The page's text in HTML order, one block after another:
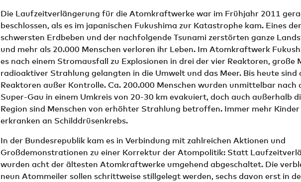
Die Laufzeitverlängerung für die Atomkraftwerke war im Frühjahr 2011
beschlossen, als es im japanischen Fukushima zur Katastrophe kam. Eines der
schwersten Erdbeben und der nachfolgende Tsunami zerstörten ganze
und mehr als 20.000 Menschen verloren ihr Leben. Im Atomkraftwerk
es nach einem Stromausfall zu Explosionen in drei der vier Reaktoren, große
radioaktiver Strahlung gelangten in die Umwelt und das Meer. Bis heute sind
Reaktoren außer Kontrolle. Ca. 200.000 Menschen wurden unmittelbar nach
Super-Gau in einem Umkreis von 20-30 km evakuiert, doch auch außerhalb
Region sind Menschen von erhöhter Strahlung betroffen. Immer mehr Kinder
erkranken an Schilddrüsenkrebs.
In der Bundesrepublik kam es in Verbindung mit zahlreichen Aktionen und
Großdemonstrationen zu einer Korrektur der Atompolitik: Statt
wurden acht der ältesten Atomkraftwerke umgehend abgeschaltet. Die
neun Atommeiler sollen schrittweise stillgelegt werden, sechs davon erst in